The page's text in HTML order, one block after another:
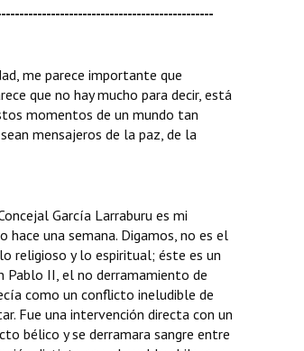
me parece importante que
que no hay mucho para decir, está
momentos de un mundo tan
mensajeros de la paz, de la
García Larraburu es mi
una semana. Digamos, no es el
religioso y lo espiritual; éste es un
Pablo II, el no derramamiento de
como un conflicto ineludible de
Fue una intervención directa con un
bélico y se derramara sangre entre